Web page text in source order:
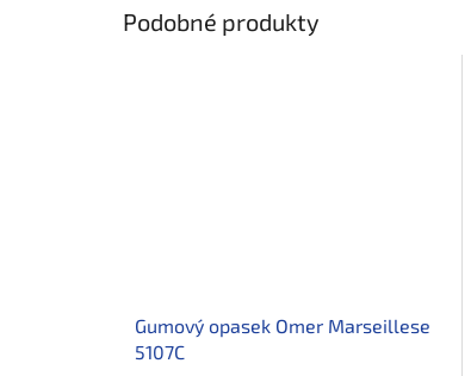
Podobné produkty
Gumový opasek Omer Marseillese
5107C